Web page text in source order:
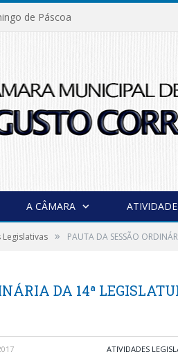
de Páscoa
A CÂMARA
» PAUTA DA SESSÃO
DA 14ª
ATIVIDADES